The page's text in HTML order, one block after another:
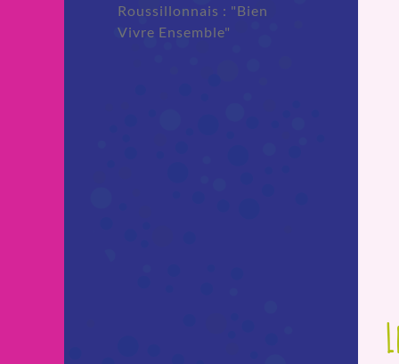
Roussillonnais : "Bien
Vivre Ensemble"